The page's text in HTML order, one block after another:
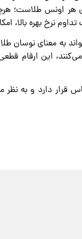
هر اونس طلاست؛
نرخ بهره بالا،
این ارقام
قرار دارد و به